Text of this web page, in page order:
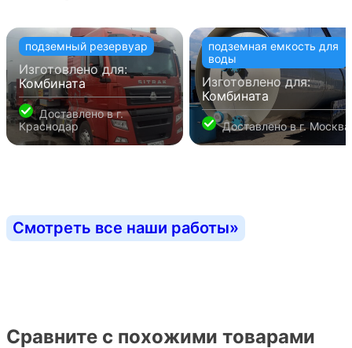
подземный резервуар
Изготовлено для:
Комбината
Доставлено вг.
Краснодар
подземная емкость для
воды
Изготовлено для:
Комбината
Доставлено вг. Москва
Смотреть все наши работы»
Сравните с похожими товарами